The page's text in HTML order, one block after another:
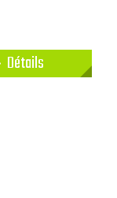
Détails